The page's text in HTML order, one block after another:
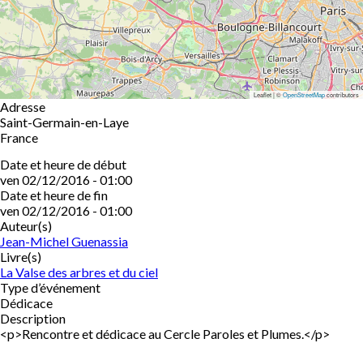
Leaflet | ©OpenStreetMapcontributors
Adresse
Saint-Germain-en-Laye
France
Date et heure de début
ven 02/12/2016 - 01:00
Date et heure de fin
ven 02/12/2016 - 01:00
Auteur(s)
Jean-Michel Guenassia
Livre(s)
La Valse des arbres et du ciel
Type d’événement
Dédicace
Description
<p>Rencontre et dédicace au Cercle Paroles et Plumes.</p>